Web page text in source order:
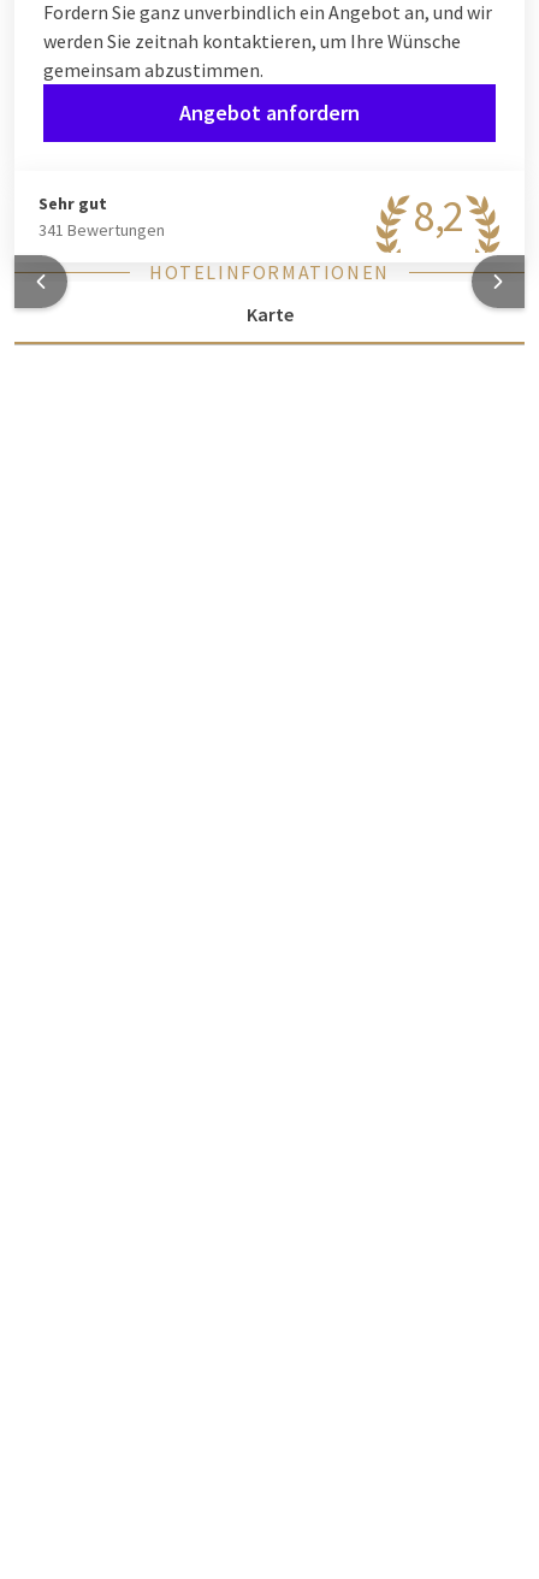
Fordern Sie ganz unverbindlich ein Angebot an, und wir
werden Sie zeitnah kontaktieren, um Ihre Wünsche
gemeinsam abzustimmen.
Angebot anfordern
8,2
Sehr gut
341 Bewertungen
HOTELINFORMATIONEN
Karte